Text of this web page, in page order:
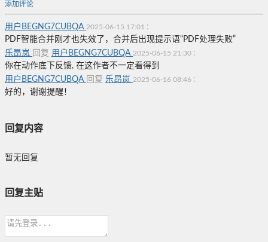
添加评论
用户BEGNG7CUBQA 2025-06-15 17:01 :
PDF智能合并刚才也失效了，合并后出现提示语“PDF处理失败”
乐昂岚 回复 用户BEGNG7CUBQA 2025-06-15 21:30 :
你在动作底下反馈, 在这作者不一定看得到
用户BEGNG7CUBQA 回复 乐昂岚 2025-06-16 08:46 :
好的，谢谢提醒！
回复内容
暂无回复
回复主贴